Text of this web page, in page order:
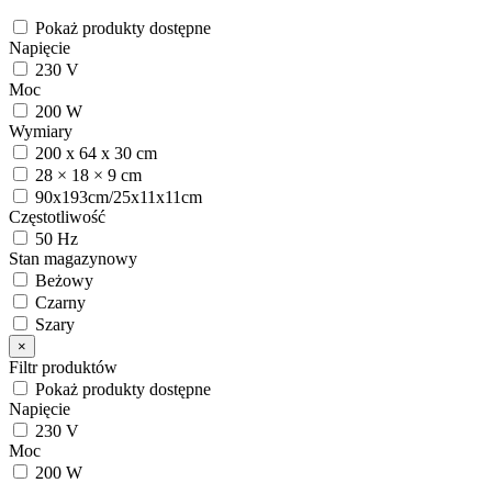
Pokaż produkty dostępne
Napięcie
230 V
Moc
200 W
Wymiary
200 x 64 x 30 cm
28 × 18 × 9 cm
90x193cm/25x11x11cm
Częstotliwość
50 Hz
Stan magazynowy
Beżowy
Czarny
Szary
×
Filtr produktów
Pokaż produkty dostępne
Napięcie
230 V
Moc
200 W